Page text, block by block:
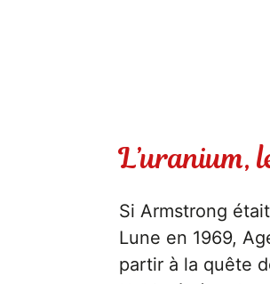
L’uranium,
Si Armstrong
Lune en 1969,
partir à la quête